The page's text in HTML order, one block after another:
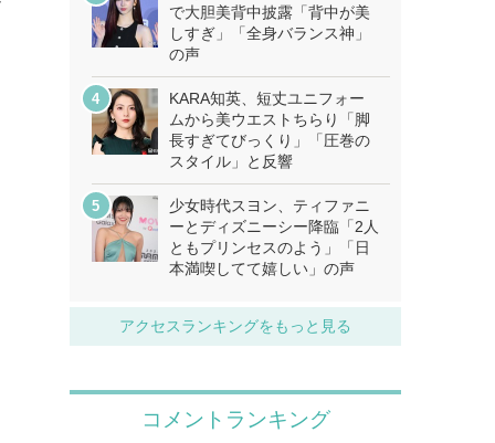
で大胆美背中披露「背中が美
しすぎ」「全身バランス神」
の声
KARA知英、短丈ユニフォー
ムから美ウエストちらり「脚
長すぎてびっくり」「圧巻の
スタイル」と反響
少女時代スヨン、ティファニ
ーとディズニーシー降臨「2人
ともプリンセスのよう」「日
本満喫してて嬉しい」の声
アクセスランキングをもっと見る